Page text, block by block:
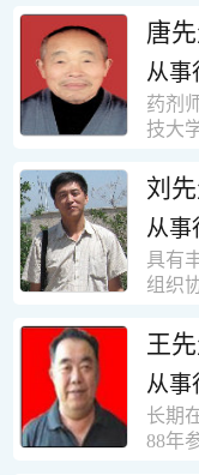
快掌
许我
面广
创新
目经
多各
1986
务公
项目
砖混
方。
第二
建设
裙楼
栋
术负
有圆
米，
结构
年调
意识
立处
通协
的房
农产
识，
人员
司管
能力
责任
力的
唐
从事
药剂
技大
员、
药学
丙戊
利人
刘
从事
具有
组织
闭路
一卡
统、
有较
富的
王
从事
长期
88年